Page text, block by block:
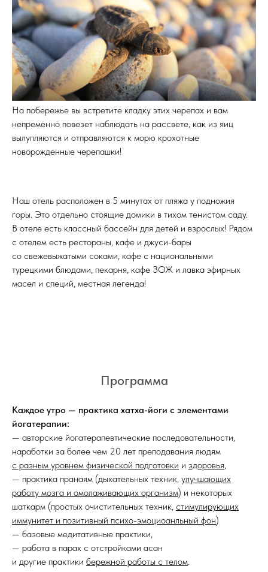
На побережье вы встретите кладку этих черепах и вам
непременно повезет наблюдать на рассвете, как из яиц
вылупляются и отправляются к морю крохотные
новорожденные черепашки!
Наш отель расположен в 5 минутах от пляжа у подножия
горы. Это отдельно стоящие домики в тихом тенистом саду.
В отеле есть классный бассейн для детей и взрослых! Рядом
с отелем есть рестораны, кафе и джуси-бары
со свежевыжатыми соками, кафе с национальными
турецкими блюдами, пекарня, кафе ЗОЖ и лавка эфирных
масел и специй, местная легенда!
Программа
Каждое утро — практика хатха-йоги с элементами
йогатерапии:
— авторские йогатерапевтические последовательности,
наработки за более чем 20 лет преподавания людям
с разным уровнем физической подготовки и здоровья
— практика пранаям (дыхательных техник, улучшающих
работу мозга и омолаживающих организм) и некоторых
шаткарм (простых очистительных техник, стимулирующих
иммунитет и позитивный психо-эмоциоанльный фон)
— базовые медитативные практики,
— работа в парах с отстройками асан
и другие практики бережной работы с телом